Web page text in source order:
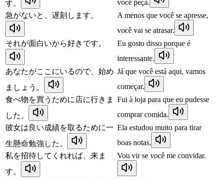
す。
você peça.
急がないと、遅刻します。
A menos que você se apresse,
você vai se atrasar.
それが面白いから好きです。
Eu gosto disso porque é
interessante.
あなたがここにいるので、始め
ましょう。
Já que você está aqui, vamos
começar.
食べ物を買うために店に行きま
した。
Fui à loja para que eu pudesse
comprar comida.
彼女は良い成績を取るために一
生懸命勉強した。
Ela estudou muito para tirar
boas notas.
私を招待してくれれば、来ま
す。
Vou vir se você me convidar.